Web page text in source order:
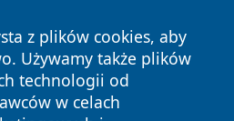
z plików cookies, aby
Używamy także plików
technologii od
w celach
Wszystkie prawa